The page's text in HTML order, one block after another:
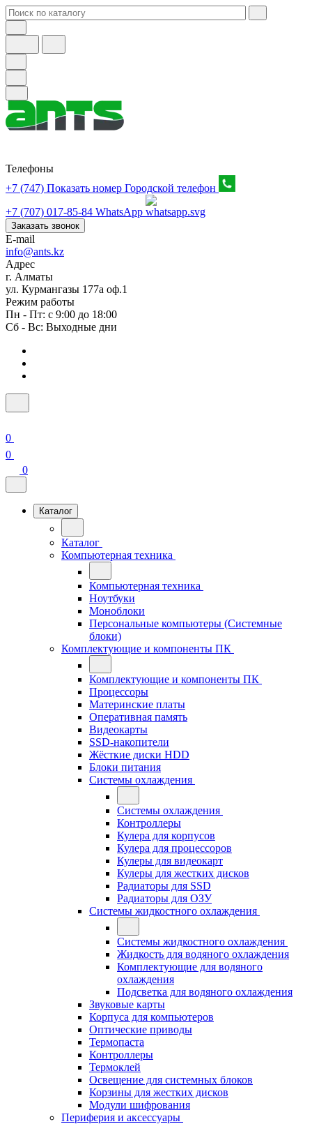
Телефоны
+7 (747) Показать номер Городской телефон
+7 (707) 017-85-84 WhatsApp
Заказать звонок
E-mail
info@ants.kz
Адрес
г. Алматы
ул. Курмангазы 177а оф.1
Режим работы
Пн - Пт: с 9:00 до 18:00
Сб - Вс: Выходные дни
0
0
0
Каталог
Каталог
Компьютерная техника
Компьютерная техника
Ноутбуки
Моноблоки
Персональные компьютеры (Системные
блоки)
Комплектующие и компоненты ПК
Комплектующие и компоненты ПК
Процессоры
Материнские платы
Оперативная память
Видеокарты
SSD-накопители
Жёсткие диски HDD
Блоки питания
Системы охлаждения
Системы охлаждения
Контроллеры
Кулера для корпусов
Кулера для процессоров
Кулеры для видеокарт
Кулеры для жестких дисков
Радиаторы для SSD
Радиаторы для ОЗУ
Системы жидкостного охлаждения
Системы жидкостного охлаждения
Жидкость для водяного охлаждения
Комплектующие для водяного
охлаждения
Подсветка для водяного охлаждения
Звуковые карты
Корпуса для компьютеров
Оптические приводы
Термопаста
Контроллеры
Термоклей
Освещение для системных блоков
Корзины для жестких дисков
Модули шифрования
Периферия и аксессуары